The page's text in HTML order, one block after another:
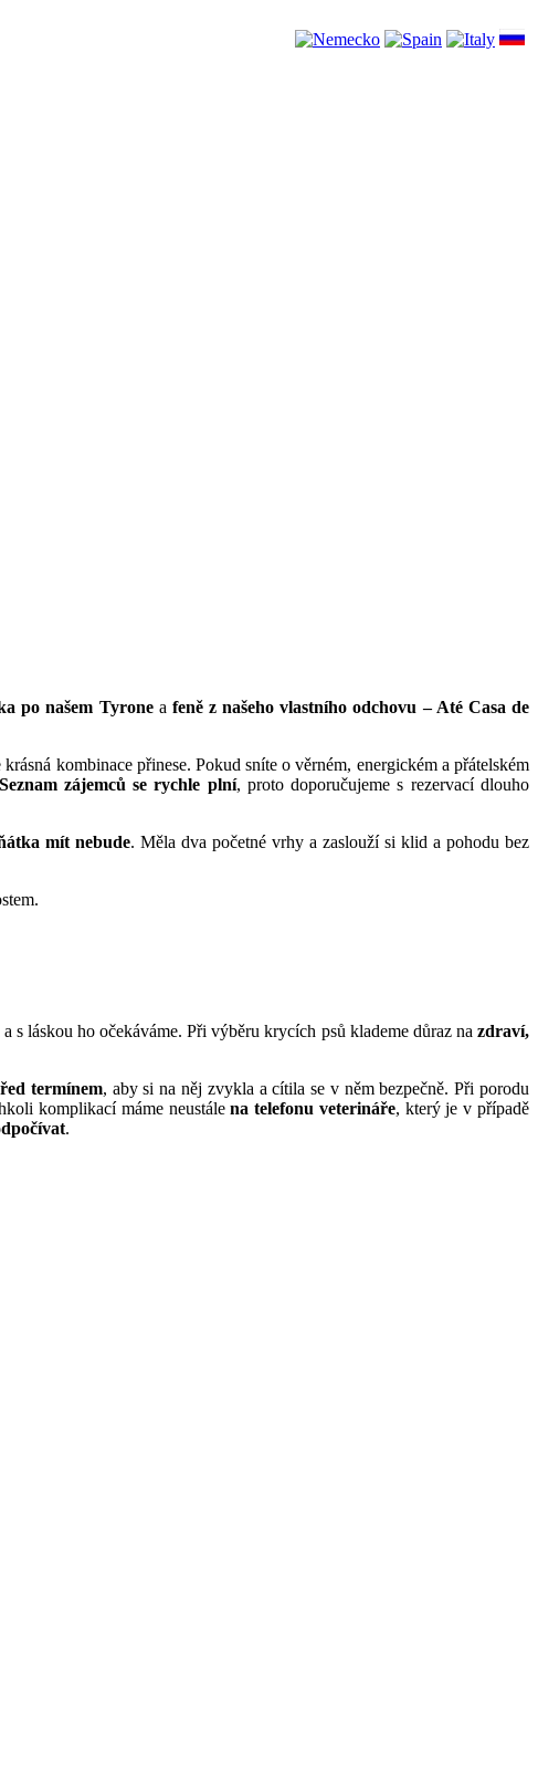
po našem Tyronea feně z našeho vlastního odchovu – Até Casa de
kombinace přinese. Pokud sníte o věrném, energickém a přátelském
Seznam zájemců se rychle plní, proto doporučujeme s rezervací dlouho
mít nebude. Měla dva početné vrhy a zaslouží si klid a pohodu bez
láskou ho očekáváme. Při výběru krycích psů klademe důraz nazdraví,
termínem, aby si na něj zvykla a cítila se v něm bezpečně. Při porodu
komplikací máme neustálena telefonu veterináře, který je v případě
.